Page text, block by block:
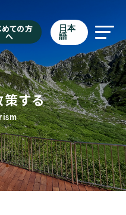
めての方
へ
日本
語
策する